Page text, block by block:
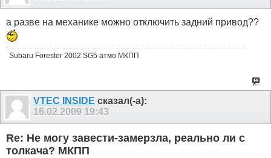
а разве на механике можно отключить задний привод??
Subaru Forester 2002 SG5 атмо МКПП
VTEC INSIDE сказал(-а):
16.02.2009 19:43
Re: Не могу завести-замерзла, реально ли с
толкача? МКПП